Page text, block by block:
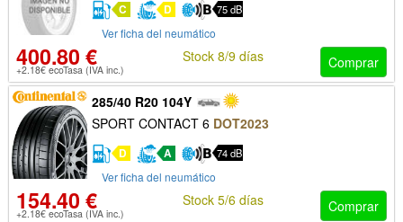
C D 75 dB
Ver ficha del neumático
400.80 €
+2.18€ ecoTasa (IVA inc.) Comprar
Stock 8/9 días
285/40 R20 104Y
SPORT CONTACT 6 DOT2023
D A 74 dB
Ver ficha del neumático
154.40 €
+2.18€ ecoTasa (IVA inc.) Comprar
Stock 5/6 días